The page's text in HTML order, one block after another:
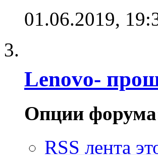
01.06.2019,
Lenovo-
Опции
RSS лента